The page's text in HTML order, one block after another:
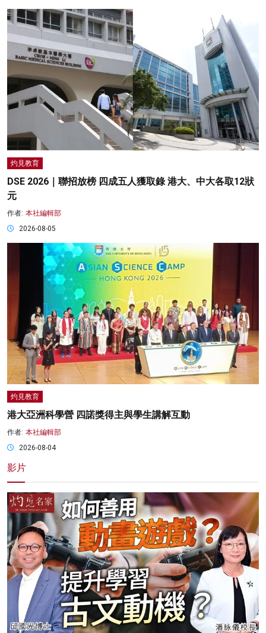
灼見教育
DSE 2026｜聯招放榜 四成五人獲取錄 港大、中大各取12狀
元
作者: 本社編輯部
2026-08-05
灼見教育
港大亞洲科學營 四諾獎得主與學生講解互動
作者: 本社編輯部
2026-08-04
影片